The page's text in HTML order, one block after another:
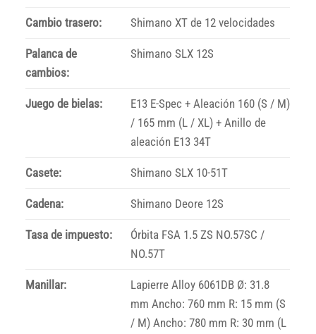
Cambio trasero: Shimano XT de 12 velocidades
Palanca de
cambios:
Shimano SLX 12S
Juego de bielas:
E13 E-Spec + Aleación 160 (S / M)
/ 165 mm (L / XL) + Anillo de
aleación E13 34T
Casete: Shimano SLX 10-51T
Cadena: Shimano Deore 12S
Tasa de impuesto:
Órbita FSA 1.5 ZS NO.57SC /
NO.57T
Manillar:
Lapierre Alloy 6061DB Ø: 31.8
mm Ancho: 760 mm R: 15 mm (S
/ M) Ancho: 780 mm R: 30 mm (L